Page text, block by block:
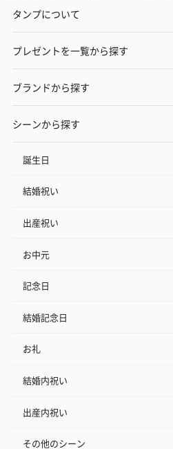
タンプについて
プレゼントを一覧から探す
ブランドから探す
シーンから探す
誕生日
結婚祝い
出産祝い
お中元
記念日
結婚記念日
お礼
結婚内祝い
出産内祝い
その他のシーン